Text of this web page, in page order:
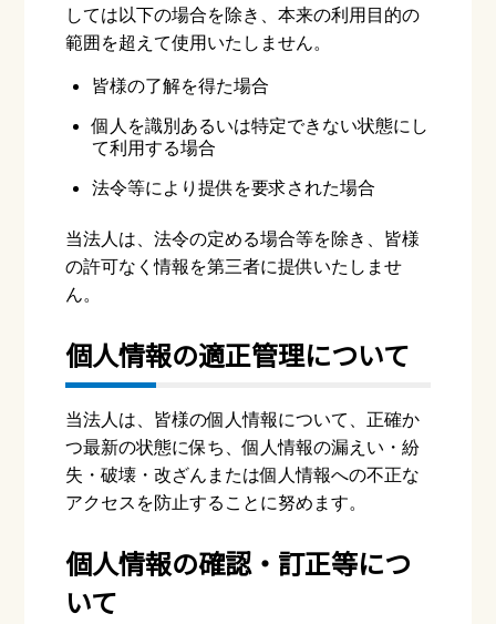
しては以下の場合を除き、本来の利⽤⽬的の
範囲を超えて使⽤いたしません。
皆様の了解を得た場合
個⼈を識別あるいは特定できない状態にし
て利⽤する場合
法令等により提供を要求された場合
当法⼈は、法令の定める場合等を除き、皆様
の許可なく情報を第三者に提供いたしませ
ん。
個⼈情報の適正管理について
当法⼈は、皆様の個⼈情報について、正確か
つ最新の状態に保ち、個⼈情報の漏えい・紛
失・破壊・改ざんまたは個⼈情報への不正な
アクセスを防⽌することに努めます。
個⼈情報の確認・訂正等につ
いて